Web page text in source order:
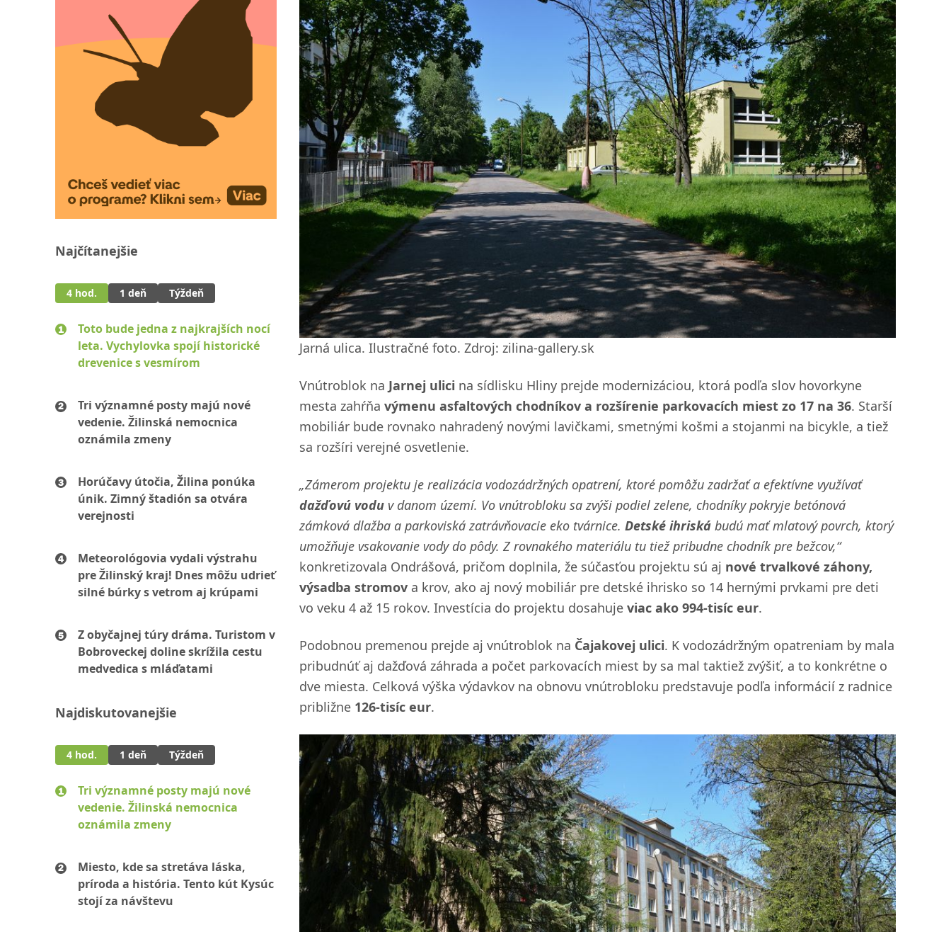
Najčítanejšie
4 hod. 1 deň Týždeň
Toto bude jedna z najkrajších nocí
leta. Vychylovka spojí historické
drevenice s vesmírom
Tri významné posty majú nové
vedenie. Žilinská nemocnica
oznámila zmeny
Horúčavy útočia, Žilina ponúka
únik. Zimný štadión sa otvára
verejnosti
Meteorológovia vydali výstrahu
pre Žilinský kraj! Dnes môžu udrieť
silné búrky s vetrom aj krúpami
Z obyčajnej túry dráma. Turistom v
Bobroveckej doline skrížila cestu
medvedica s mláďatami
Najdiskutovanejšie
4 hod. 1 deň Týždeň
Tri významné posty majú nové
vedenie. Žilinská nemocnica
oznámila zmeny
Miesto, kde sa stretáva láska,
príroda a história. Tento kút Kysúc
stojí za návštevu
Jarná ulica. Ilustračné foto. Zdroj: zilina-gallery.sk
Vnútroblok na Jarnej ulici na sídlisku Hliny prejde modernizáciou, ktorá podľa slov hovorkyne
mesta zahŕňa výmenu asfaltových chodníkov a rozšírenie parkovacích miest zo 17 na 36. Starší
mobiliár bude rovnako nahradený novými lavičkami, smetnými košmi a stojanmi na bicykle, a tiež
sa rozšíri verejné osvetlenie.
„Zámerom projektu je realizácia vodozádržných opatrení, ktoré pomôžu zadržať a efektívne využívať
dažďovú vodu v danom území. Vo vnútrobloku sa zvýši podiel zelene, chodníky pokryje betónová
zámková dlažba a parkoviská zatrávňovacie eko tvárnice. Detské ihriská budú mať mlatový povrch, ktorý
umožňuje vsakovanie vody do pôdy. Z rovnakého materiálu tu tiež pribudne chodník pre bežcov,“
konkretizovala Ondrášová, pričom doplnila, že súčasťou projektu sú aj nové trvalkové záhony,
výsadba stromov a krov, ako aj nový mobiliár pre detské ihrisko so 14 hernými prvkami pre deti
vo veku 4 až 15 rokov. Investícia do projektu dosahuje viac ako 994-tisíc eur.
Podobnou premenou prejde aj vnútroblok na Čajakovej ulici. K vodozádržným opatreniam by mala
pribudnúť aj dažďová záhrada a počet parkovacích miest by sa mal taktiež zvýšiť, a to konkrétne o
dve miesta. Celková výška výdavkov na obnovu vnútrobloku predstavuje podľa informácií z radnice
približne 126-tisíc eur.